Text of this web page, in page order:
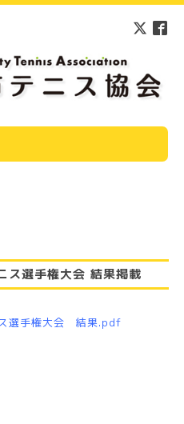
ス選手権大会 結果掲載
選手権大会 結果.pdf